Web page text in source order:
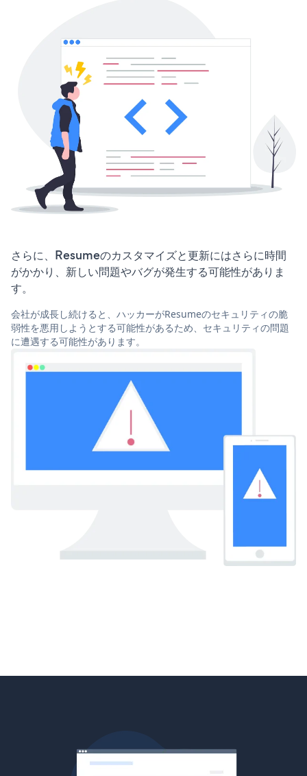
さらに、Resumeのカスタマイズと更新にはさらに時間
がかかり、新しい問題やバグが発生する可能性がありま
す。
会社が成長し続けると、ハッカーがResumeのセキュリティの脆
弱性を悪用しようとする可能性があるため、セキュリティの問題
に遭遇する可能性があります。